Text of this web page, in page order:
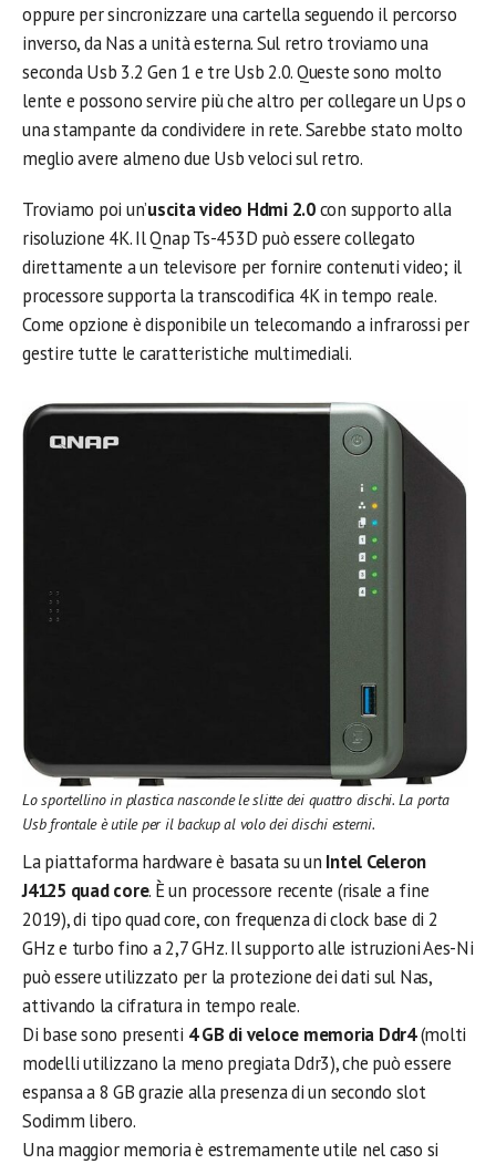
oppure per sincronizzare una cartella seguendo il percorso
inverso, da Nas a unità esterna. Sul retro troviamo una
seconda Usb 3.2 Gen 1 e tre Usb 2.0. Queste sono molto
lente e possono servire più che altro per collegare un Ups o
una stampante da condividere in rete. Sarebbe stato molto
meglio avere almeno due Usb veloci sul retro.
Troviamo poi un’uscita video Hdmi 2.0con supporto alla
risoluzione 4K. Il Qnap Ts-453D può essere collegato
direttamente a un televisore per fornire contenuti video; il
processore supporta la transcodifica 4K in tempo reale.
Come opzione è disponibile un telecomando a infrarossi per
gestire tutte le caratteristiche multimediali.
Lo sportellino in plastica nasconde le slitte dei quattro dischi. La porta
Usb frontale è utile per il backup al volo dei dischi esterni.
La piattaforma hardware è basata su un Intel Celeron
J4125 quad core. È un processore recente (risale a fine
2019), di tipo quad core, con frequenza di clock base di 2
GHz e turbo fino a 2,7 GHz. Il supporto alle istruzioni Aes-Ni
può essere utilizzato per la protezione dei dati sul Nas,
attivando la cifratura in tempo reale.
Di base sono presenti 4 GB di veloce memoria Ddr4(molti
modelli utilizzano la meno pregiata Ddr3), che può essere
espansa a 8 GB grazie alla presenza di un secondo slot
Sodimm libero.
Una maggior memoria è estremamente utile nel caso si